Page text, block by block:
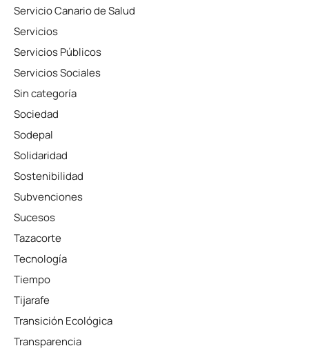
Servicio Canario de Salud
Servicios
Servicios Públicos
Servicios Sociales
Sin categoría
Sociedad
Sodepal
Solidaridad
Sostenibilidad
Subvenciones
Sucesos
Tazacorte
Tecnología
Tiempo
Tijarafe
Transición Ecológica
Transparencia